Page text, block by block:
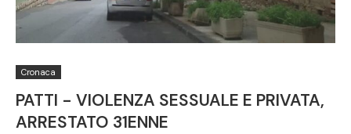
Cronaca
PATTI - VIOLENZA SESSUALE E PRIVATA,
ARRESTATO 31ENNE